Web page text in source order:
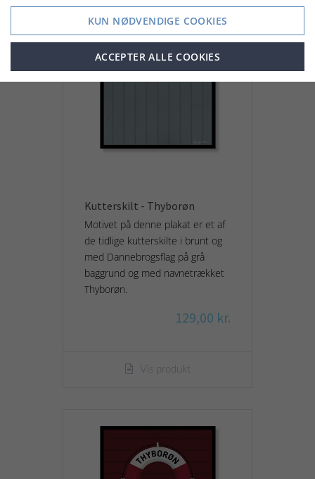
Kutterskilt - Thyborøn
Motivet på denne plakat er et af
de tidlige kutterskilte i brunt og
med Dannebrogsflag på grå
baggrund og med navnetrækket
Thyborøn.
129,00 kr.
Vis produkt
KUN NØDVENDIGE COOKIES
ACCEPTER ALLE COOKIES